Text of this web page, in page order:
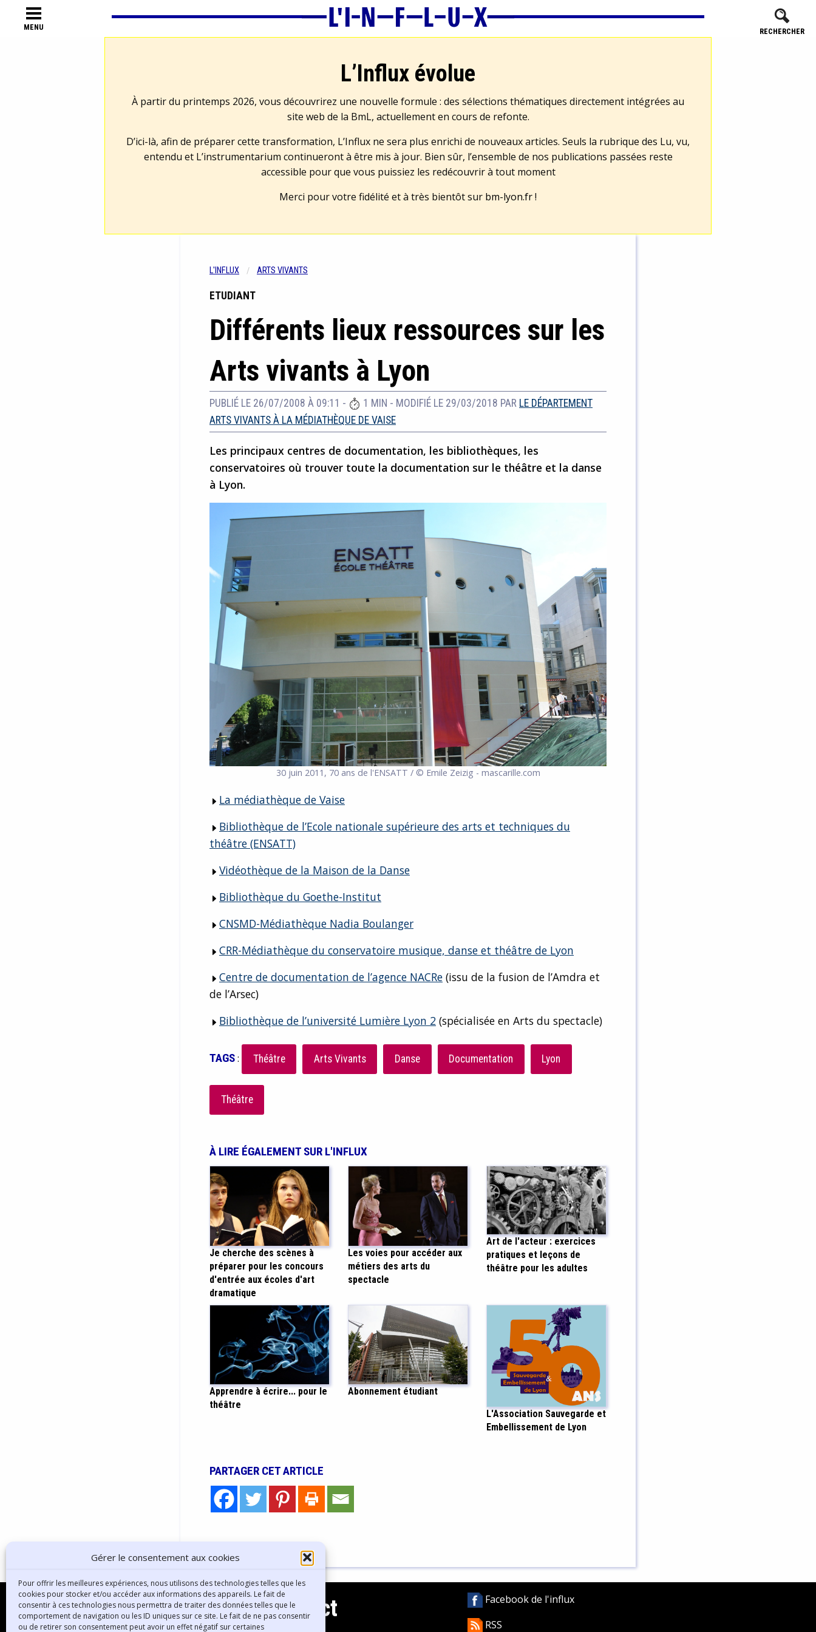
Gérer le consentement aux cookies
Pour offrir les meilleures expériences, nous utilisons des technologies telles que les
cookies pour stocker et/ou accéder aux informations des appareils. Le fait de
consentir à ces technologies nous permettra de traiter des données telles que le
comportement de navigation ou les ID uniques sur ce site. Le fait de ne pas consentir
ou de retirer son consentement peut avoir un effet négatif sur certaines
MENU RECHERCHER
L’Influx évolue
À partir du printemps 2026, vous découvrirez une nouvelle formule : des sélections thématiques directement intégrées au
site web de la BmL, actuellement en cours de refonte.
D’ici-là, afin de préparer cette transformation, L’Influx ne sera plus enrichi de nouveaux articles. Seuls la rubrique des Lu, vu,
entendu et L’instrumentarium continueront à être mis à jour. Bien sûr, l’ensemble de nos publications passées reste
accessible pour que vous puissiez les redécouvrir à tout moment
Merci pour votre fidélité et à très bientôt sur bm-lyon.fr!
L'INFLUX ARTS VIVANTS
ETUDIANT
Différents lieux ressources sur les
Arts vivants à Lyon
PUBLIÉ LE 26/07/2008 À 09:11 - 1 MIN - MODIFIÉ LE 29/03/2018 PAR LE DÉPARTEMENT
ARTS VIVANTS À LA MÉDIATHÈQUE DE VAISE
Les principaux centres de documentation, les bibliothèques, les
conservatoires où trouver toute la documentation sur le théâtre et la danse
à Lyon.
30 juin 2011, 70 ans de l'ENSATT / © Emile Zeizig - mascarille.com
La médiathèque de Vaise
Bibliothèque de l’Ecole nationale supérieure des arts et techniques du
théâtre (ENSATT)
Vidéothèque de la Maison de la Danse
Bibliothèque du Goethe-Institut
CNSMD-Médiathèque Nadia Boulanger
CRR-Médiathèque du conservatoire musique, danse et théâtre de Lyon
Centre de documentation de l’agence NACRe (issu de la fusion de l’Amdra et
de l’Arsec)
Bibliothèque de l’université Lumière Lyon 2 (spécialisée en Arts du spectacle)
TAGS: Théâtre Arts Vivants Danse Documentation Lyon
Théâtre
À LIRE ÉGALEMENT SUR L'INFLUX
Je cherche des scènes à
préparer pour les concours
d'entrée aux écoles d'art
dramatique
Les voies pour accéder aux
métiers des arts du
spectacle
Art de l'acteur : exercices
pratiques et leçons de
théâtre pour les adultes
Apprendre à écrire... pour le
théâtre
Abonnement étudiant
L'Association Sauvegarde et
Embellissement de Lyon
PARTAGER CET ARTICLE
Contact
Facebook de l'influx
RSS